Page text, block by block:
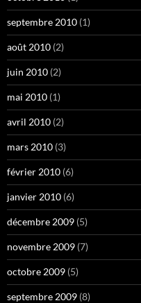
septembre 2010 (1)
août 2010 (2)
juin 2010 (2)
mai 2010 (1)
avril 2010 (2)
mars 2010 (3)
février 2010 (6)
janvier 2010 (6)
décembre 2009 (5)
novembre 2009 (7)
octobre 2009 (5)
septembre 2009 (8)